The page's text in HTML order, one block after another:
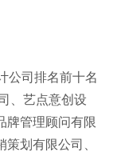
公司排名前十名
、艺点意创设
牌管理顾问有限
划有限公司、